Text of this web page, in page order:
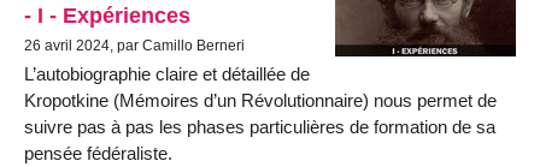
- I - Expériences
26 avril 2024, par Camillo Berneri
L’autobiographie claire et détaillée de
Kropotkine (Mémoires d’un Révolutionnaire) nous permet de
suivre pas à pas les phases particulières de formation de sa
pensée fédéraliste.